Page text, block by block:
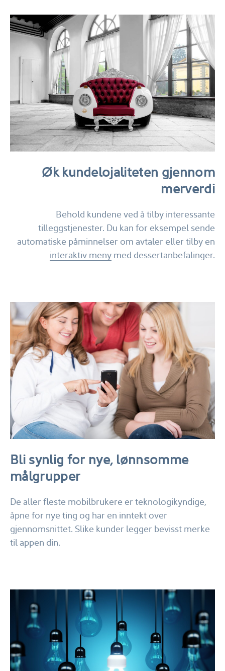
Øk kundelojaliteten gjennom
merverdi
Behold kundene ved å tilby interessante
tilleggstjenester. Du kan for eksempel sende
automatiske påminnelser om avtaler eller tilby en
interaktiv meny med dessertanbefalinger.
Bli synlig for nye, lønnsomme
målgrupper
De aller fleste mobilbrukere er teknologikyndige,
åpne for nye ting og har en inntekt over
gjennomsnittet. Slike kunder legger bevisst merke
til appen din.